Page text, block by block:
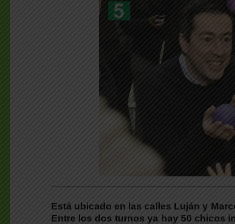
Está ubicado en las calles Luján y
Entre los dos turnos ya hay 50 chicos